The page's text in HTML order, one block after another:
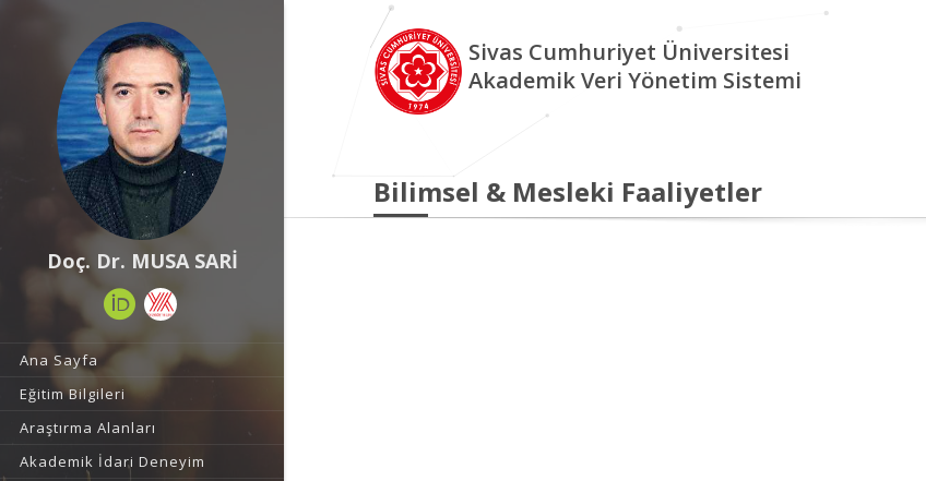
Doç. Dr. MUSA SARİ
Ana Sayfa
Eğitim Bilgileri
Araştırma Alanları
Akademik İdari Deneyim
Sivas Cumhuriyet Üniversitesi
Akademik Veri Yönetim Sistemi
Bilimsel & Mesleki Faaliyetler